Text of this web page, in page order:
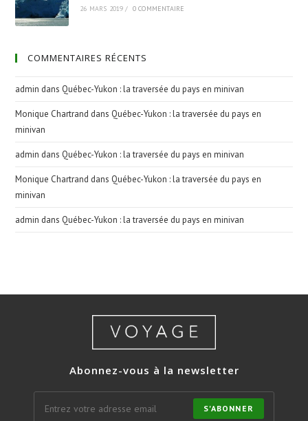
26 MARS 2019 / 0 COMMENTAIRE
COMMENTAIRES RÉCENTS
admin dans Québec-Yukon : la traversée du pays en minivan
Monique Chartrand dans Québec-Yukon : la traversée du pays en
minivan
admin dans Québec-Yukon : la traversée du pays en minivan
Monique Chartrand dans Québec-Yukon : la traversée du pays en
minivan
admin dans Québec-Yukon : la traversée du pays en minivan
Abonnez-vous à la newsletter
S'ABONNER